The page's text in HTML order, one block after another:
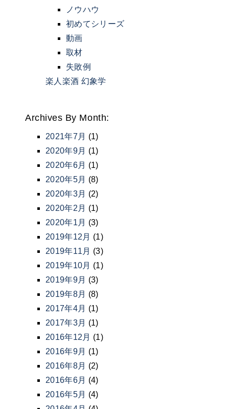
ノウハウ
初めてシリーズ
動画
取材
失敗例
楽人楽酒 幻象学
Archives By Month:
2021年7月 (1)
2020年9月 (1)
2020年6月 (1)
2020年5月 (8)
2020年3月 (2)
2020年2月 (1)
2020年1月 (3)
2019年12月 (1)
2019年11月 (3)
2019年10月 (1)
2019年9月 (3)
2019年8月 (8)
2017年4月 (1)
2017年3月 (1)
2016年12月 (1)
2016年9月 (1)
2016年8月 (2)
2016年6月 (4)
2016年5月 (4)